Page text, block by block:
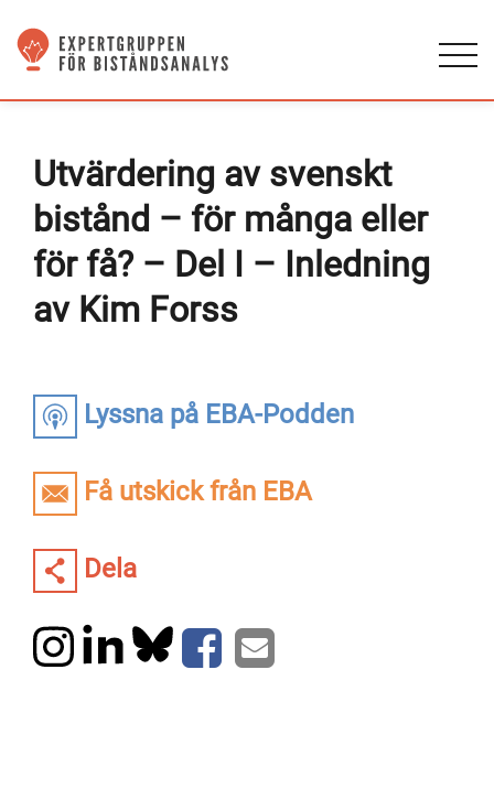
Lyssna på EBA-Podden
Få utskick från EBA
Dela
Utvärdering av svenskt
bistånd – för många eller
för få? – Del I – Inledning
av Kim Forss